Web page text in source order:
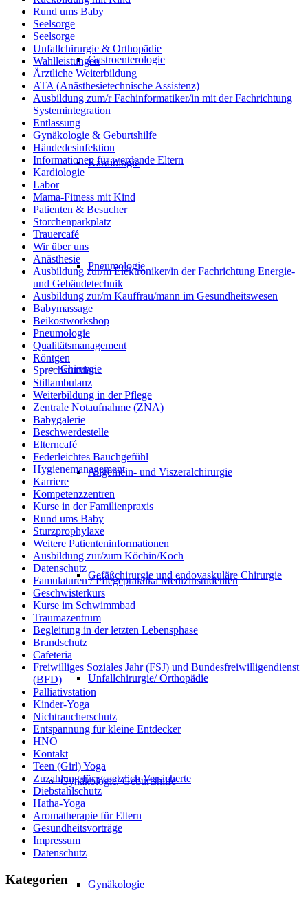
Gastroenterologie
Kardiologie
Pneumologie
Chirurgie
Allgemein- und Viszeralchirurgie
Gefäßchirurgie und endovaskuläre Chirurgie
Unfallchirurgie/ Orthopädie
Gynäkologie/ Geburtshilfe
Gynäkologie
Rund ums Baby
Seelsorge
Seelsorge
Unfallchirurgie & Orthopädie
Wahlleistungen
Ärztliche Weiterbildung
ATA (Anästhesietechnische Assistenz)
Ausbildung zum/r Fachinformatiker/in mit der Fachrichtung
Systemintegration
Entlassung
Gynäkologie & Geburtshilfe
Händedesinfektion
Informationen für werdende Eltern
Kardiologie
Labor
Mama-Fitness mit Kind
Patienten & Besucher
Storchenparkplatz
Trauercafé
Wir über uns
Anästhesie
Ausbildung zur/m Elektroniker/in der Fachrichtung Energie-
und Gebäudetechnik
Ausbildung zur/m Kauffrau/mann im Gesundheitswesen
Babymassage
Beikostworkshop
Pneumologie
Qualitätsmanagement
Röntgen
Sprechstunden
Stillambulanz
Weiterbildung in der Pflege
Zentrale Notaufnahme (ZNA)
Babygalerie
Beschwerdestelle
Elterncafé
Federleichtes Bauchgefühl
Hygienemanagement
Karriere
Kompetenzzentren
Kurse in der Familienpraxis
Rund ums Baby
Sturzprophylaxe
Weitere Patienteninformationen
Ausbildung zur/zum Köchin/Koch
Datenschutz
Famulaturen / Pflegepraktika Medizinstudenten
Geschwisterkurs
Kurse im Schwimmbad
Traumazentrum
Begleitung in der letzten Lebensphase
Brandschutz
Cafeteria
Freiwilliges Soziales Jahr (FSJ) und Bundesfreiwilligendienst
(BFD)
Palliativstation
Kinder-Yoga
Nichtraucherschutz
Entspannung für kleine Entdecker
HNO
Kontakt
Teen (Girl) Yoga
Zuzahlung für gesetzlich Versicherte
Diebstahlschutz
Hatha-Yoga
Aromatherapie für Eltern
Gesundheitsvorträge
Impressum
Datenschutz
Kategorien